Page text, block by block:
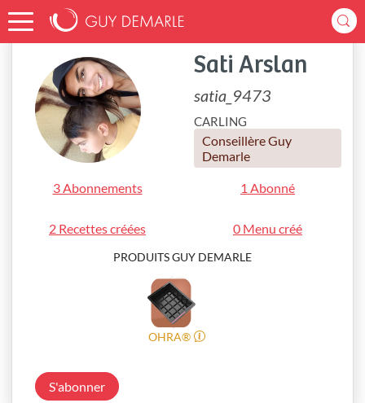
Accueil satia_9473
Sati Arslan
satia_9473
CARLING
Conseillère Guy
Demarle
3 Abonnements 1 Abonné
2 Recettes créées 0 Menu créé
PRODUITS GUY DEMARLE
OHRA®
S'abonner